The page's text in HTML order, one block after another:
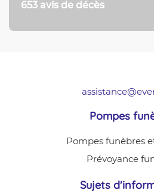
653 avis de décès
Pompes
Pompes funèbres
Prévoyance
Sujets